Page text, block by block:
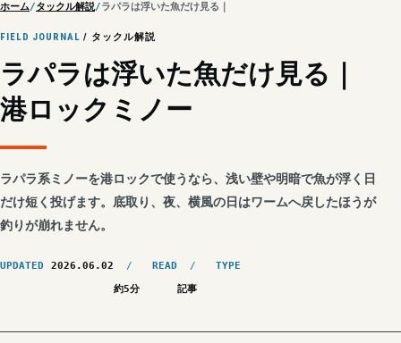
ホーム タックル解説 ラパラは浮いた魚だけ見る｜港ロックミノー
FIELD JOURNAL / タックル解説
ラパラは浮いた魚だけ見る｜
港ロックミノー
ラパラ系ミノーを港ロックで使うなら、浅い壁や明暗で魚が浮く日
だけ短く投げます。底取り、夜、横風の日はワームへ戻したほうが
釣りが崩れません。
UPDATED 2026.06.02
READ
約5分
TYPE
記事